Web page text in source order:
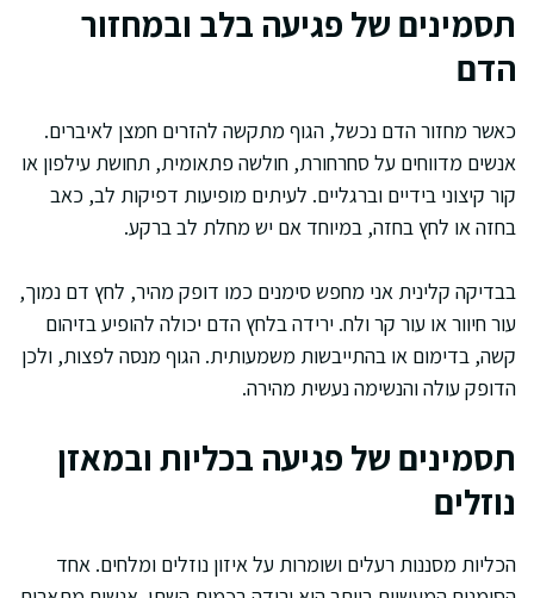
תסמינים של פגיעה בלב ובמחזור
הדם
כאשר מחזור הדם נכשל, הגוף מתקשה להזרים חמצן לאיברים.
אנשים מדווחים על סחרחורת, חולשה פתאומית, תחושת עילפון או
קור קיצוני בידיים וברגליים. לעיתים מופיעות דפיקות לב, כאב
בחזה או לחץ בחזה, במיוחד אם יש מחלת לב ברקע.
בבדיקה קלינית אני מחפש סימנים כמו דופק מהיר, לחץ דם נמוך,
עור חיוור או עור קר ולח. ירידה בלחץ הדם יכולה להופיע בזיהום
קשה, בדימום או בהתייבשות משמעותית. הגוף מנסה לפצות, ולכן
הדופק עולה והנשימה נעשית מהירה.
תסמינים של פגיעה בכליות ובמאזן
נוזלים
הכליות מסננות רעלים ושומרות על איזון נוזלים ומלחים. אחד